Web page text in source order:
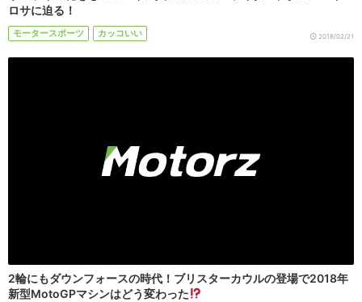
ロサに迫る！
モータースポーツ カッコいい 2018/02/21
2輪にもダウンフォースの時代！ブリスターカウルの登場で2018年
新型MotoGPマシンはどう変わった